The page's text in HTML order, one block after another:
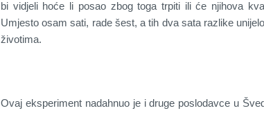
bi vidjeli hoće li posao zbog toga trpiti ili će njihova
Umjesto osam sati, rade šest, a tih dva sata razlike
životima.
Ovaj eksperiment nadahnuo je i druge poslodavce u